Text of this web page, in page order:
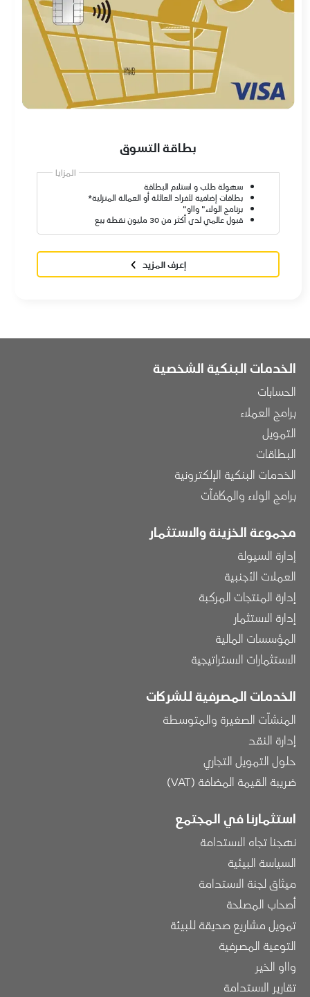
بطاقة التسوق
المزايا
سهولة طلب و استلام البطاقة
بطاقات إضافية لأفراد العائلة أو العمالة المنزلية*
برنامج الولاء" وااو"
قبول عالمي لدى أكثر من 30 مليون نقطة بيع
إعرف المزيد
الخدمات البنكية الشخصية
الحسابات
برامج العملاء
التمويل
البطاقات
الخدمات البنكية الإلكترونية
برامج الولاء والمكافآت
مجموعة الخزينة والاستثمار
إدارة السيولة
العملات الأجنبية
إدارة المنتجات المركبة
إدارة الاستثمار
المؤسسات المالية
الاستثمارات الاستراتيجية
الخدمات المصرفية للشركات
المنشآت الصغيرة والمتوسطة
إدارة النقد
حلول التمويل التجاري
ضريبة القيمة المضافة (VAT)
استثمارنا في المجتمع
نهجنا تجاه الاستدامة
السياسة البيئية
ميثاق لجنة الاستدامة
أصحاب المصلحة
تمويل مشاريع صديقة للبيئة
التوعية المصرفية
وااو الخير
تقارير الاستدامة